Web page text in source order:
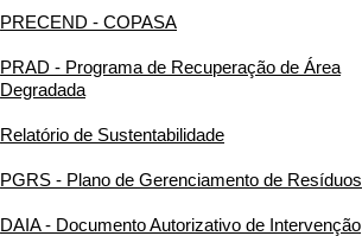
PRECEND - COPASA
PRAD - Programa de Recuperação de Área
Degradada
Relatório de Sustentabilidade
PGRS - Plano de Gerenciamento de Resíduos
DAIA - Documento Autorizativo de Intervenção